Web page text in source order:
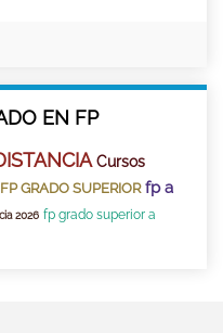
EN FP
Cursos
GRADO SUPERIOR fp a
2026 fp grado superior a